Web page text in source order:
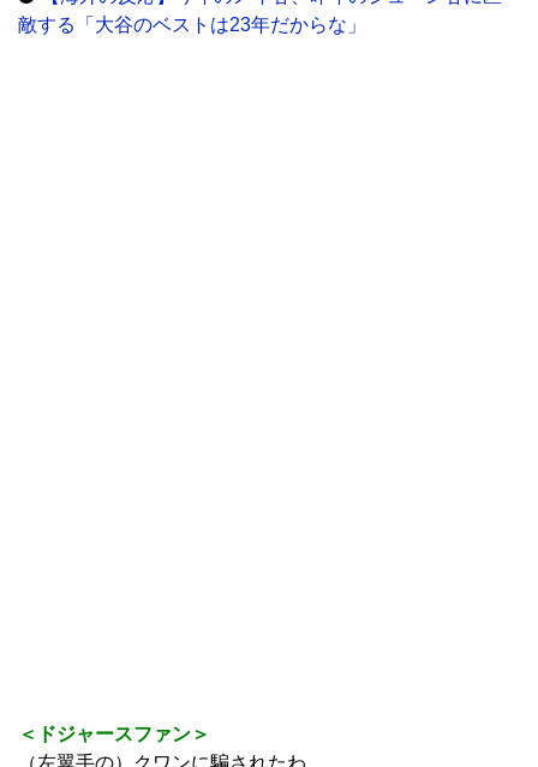
敵する「大谷のベストは23年だからな」
＜ドジャースファン＞